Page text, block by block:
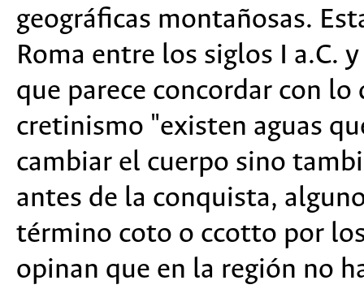
geográficas montañosas.
Roma entre los siglos I a.C.
que parece concordar con
cretinismo "existen aguas
cambiar el cuerpo sino
antes de la conquista,
término coto o ccotto por
opinan que en la región no